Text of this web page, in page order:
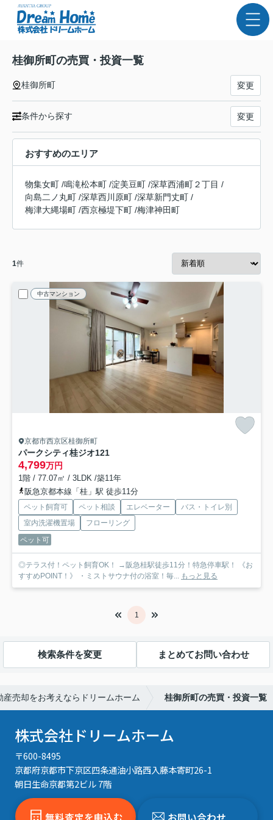
桂御所町の売買・投資一覧
桂御所町 変更
条件から探す 変更
おすすめのエリア
物集女町 /鳴滝松本町 /淀美豆町 /深草西浦町２丁目 /
向島二ノ丸町 /深草西川原町 /深草新門丈町 /
梅津大縄場町 /西京極堤下町 /梅津神田町
1件
中古マンション
京都市西京区桂御所町
パークシティ桂ジオ121
4,799万円
1階 / 77.07㎡ / 3LDK /築11年
阪急京都本線「桂」駅 徒歩11分
ペット飼育可 ペット相談 エレベーター
バス・トイレ別
室内洗濯機置場
フローリング
ペット可
◎テラス付！ペット飼育OK！ →阪急桂駅徒歩11分！特急停車駅！ 《お
すすめPOINT！》 ・ミストサウナ付の浴室！毎...
もっと見る
1
検索条件を変更 まとめてお問い合わせ
産売却をお考えならドリームホーム 桂御所町の売買・投資一覧
株式会社ドリームホーム
〒600-8495
京都府京都市下京区四条通油小路西入藤本寄町26-1
朝日生命京都第2ビル 7階
無料査定を申込む お問い合わせ